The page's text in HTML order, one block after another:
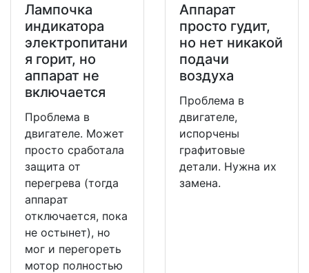
Лампочка
индикатора
электропитани
я горит, но
аппарат не
включается
Проблема в
двигателе. Может
просто сработала
защита от
перегрева (тогда
аппарат
отключается, пока
не остынет), но
мог и перегореть
мотор полностью
Аппарат
просто гудит,
но нет никакой
подачи
воздуха
Проблема в
двигателе,
испорчены
графитовые
детали. Нужна их
замена.